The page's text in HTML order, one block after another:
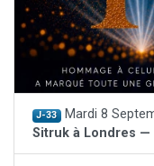
J-33 Mardi 8
Sitruk à Londres —